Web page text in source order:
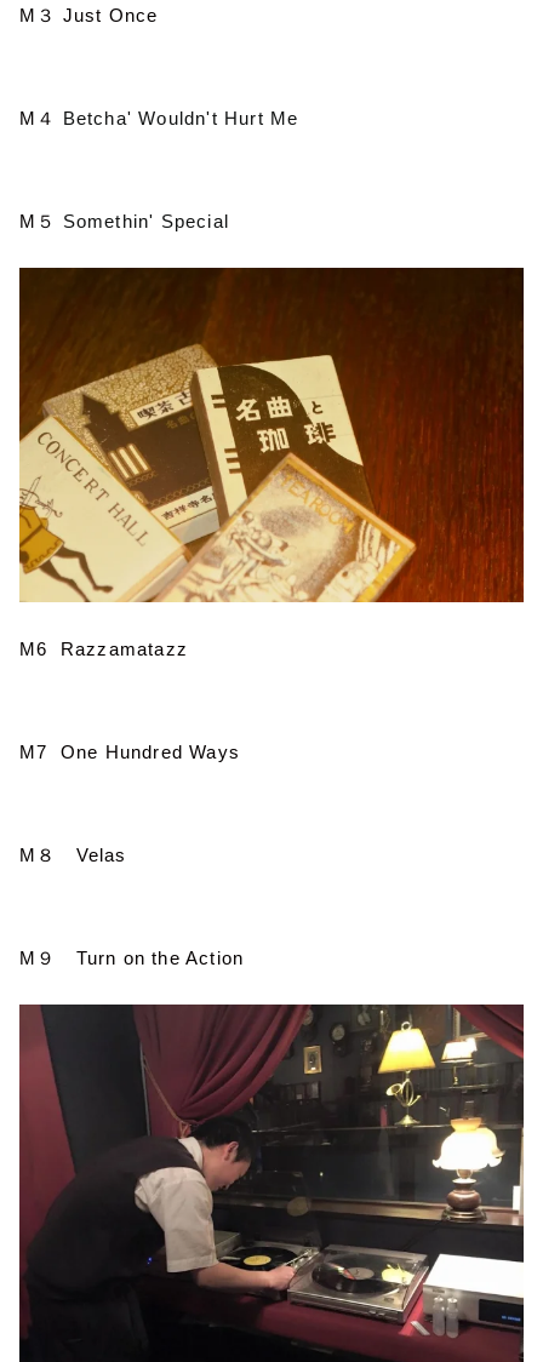
M ３ Just Once
M ４ Betcha' Wouldn't Hurt Me
M ５ Somethin' Special
M6 Razzamatazz
M7 One Hundred Ways
M ８ Velas
M ９ Turn on the Action